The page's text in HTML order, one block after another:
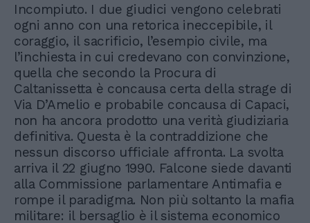
Incompiuto. I due giudici vengono celebrati
ogni anno con una retorica ineccepibile, il
coraggio, il sacrificio, l’esempio civile, ma
l’inchiesta in cui credevano con convinzione,
quella che secondo la Procura di
Caltanissetta è concausa certa della strage di
Via D’Amelio e probabile concausa di Capaci,
non ha ancora prodotto una verità giudiziaria
definitiva. Questa è la contraddizione che
nessun discorso ufficiale affronta. La svolta
arriva il 22 giugno 1990. Falcone siede davanti
alla Commissione parlamentare Antimafia e
rompe il paradigma. Non più soltanto la mafia
militare: il bersaglio è il sistema economico